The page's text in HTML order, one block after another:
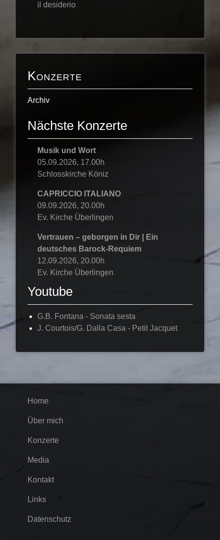
il desiderio
Konzerte
Archiv
Nächste Konzerte
Musik und Wort
05.09.2026, 17.00h
Schlosskirche Köniz
CAPRICCIO ITALIANO
09.09.2026, 20.00h
Ev. Kirche Überlingen
Vertrauen – geborgen in Dir | Ein
deutsches Barock-Requiem
12.09.2026, 20.00h
Ev. Kirche Überlingen
Youtube
G.B. Fontana - Sonata sesta
J. Courtois/G. Dalla Casa - Petit Jacquet
Home
Über mich
Konzerte
Media
Kontakt
Links
Datenschutz